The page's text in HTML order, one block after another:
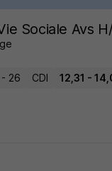
Sociale Avs
26 CDI 12,31 -